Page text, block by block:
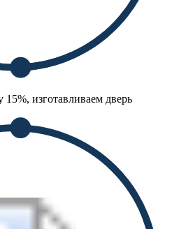
изготавливаем дверь